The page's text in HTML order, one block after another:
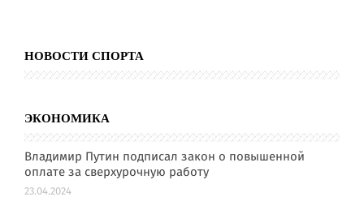
НОВОСТИ СПОРТА
ЭКОНОМИКА
Владимир Путин подписал закон о повышенной
оплате за сверхурочную работу
23.04.2024